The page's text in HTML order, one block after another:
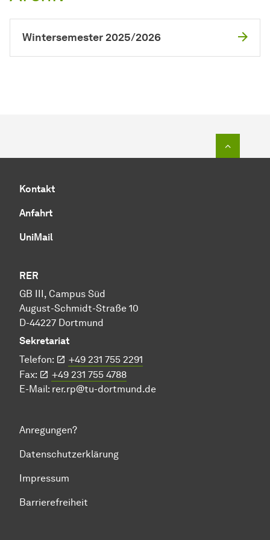
Wintersemester 2025/2026
Kontakt
Anfahrt
UniMail
RER
GB III, Campus Süd
August-Schmidt-Straße 10
D-44227 Dortmund
Sekretariat
Telefon:
+49 231 755 2291
Fax:
+49 231 755 4788
E-Mail: rer.rp@tu-dortmund.de
Anregungen?
Datenschutzerklärung
Impressum
Barrierefreiheit